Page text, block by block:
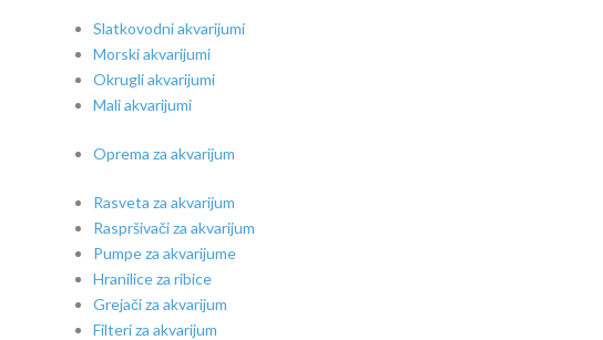
Slatkovodni akvarijumi
Morski akvarijumi
Okrugli akvarijumi
Mali akvarijumi
Oprema za akvarijum
Rasveta za akvarijum
Raspršivači za akvarijum
Pumpe za akvarijume
Hranilice za ribice
Grejači za akvarijum
Filteri za akvarijum